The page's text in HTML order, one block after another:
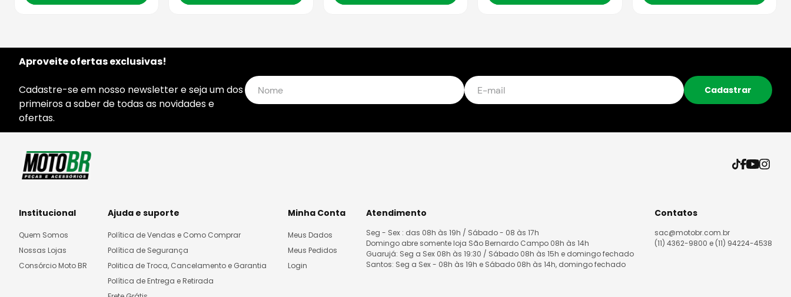
Aproveite ofertas exclusivas!
Cadastre-se em nosso newsletter e seja um dos
primeiros a saber de todas as novidades e
ofertas.
Cadastrar
Institucional
Quem Somos
Nossas Lojas
Consórcio Moto BR
Ajuda e suporte
Política de Vendas e Como Comprar
Política de Segurança
Politica de Troca, Cancelamento e Garantia
Política de Entrega e Retirada
Minha Conta
Meus Dados
Meus Pedidos
Login
Atendimento
Seg - Sex : das 08h às 19h / Sábado - 08 às 17h
Domingo abre somente loja São Bernardo Campo 08h às 14h
Guarujá: Seg a Sex 08h às 19:30 / Sábado 08h às 15h e domingo fechado
Santos: Seg a Sex - 08h às 19h e Sábado 08h às 14h, domingo fechado
Contatos
sac@motobr.com.br
(11) 4362-9800 e (11) 94224-4538